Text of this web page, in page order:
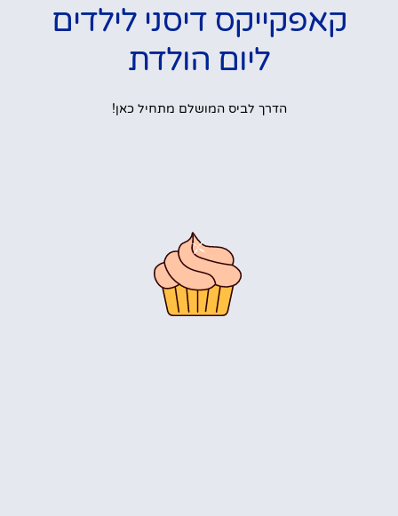
קאפקייקס דיסני לילדים
ליום הולדת
הדרך לביס המושלם מתחיל כאן!